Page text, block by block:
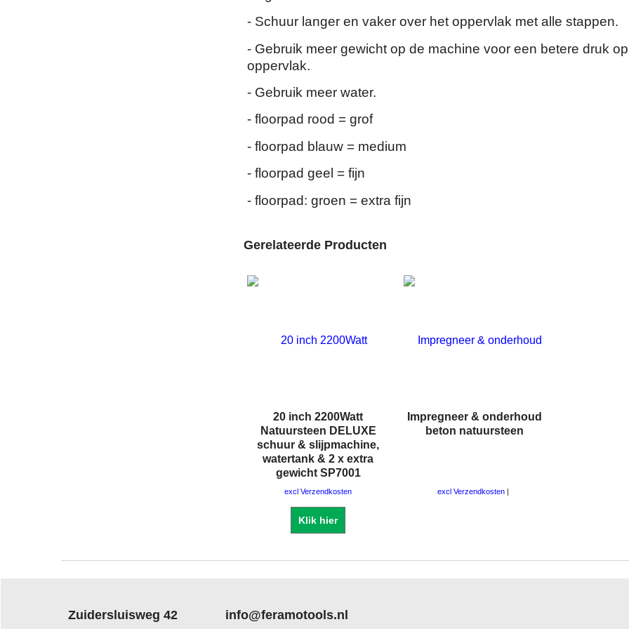
- Schuur langer en vaker over het oppervlak met alle stappen.
- Gebruik meer gewicht op de machine voor een betere druk
oppervlak.
- Gebruik meer water.
- floorpad rood = grof
- floorpad blauw = medium
- floorpad geel = fijn
- floorpad: groen = extra fijn
Gerelateerde Producten
20 inch 2200Watt
Natuursteen DELUXE
schuur & slijpmachine,
watertank & 2 x extra
gewicht SP7001
excl Verzendkosten
Klik hier
Impregneer & onderhoud
beton natuursteen
excl Verzendkosten
Zuidersluisweg 42 info@feramotools.nl